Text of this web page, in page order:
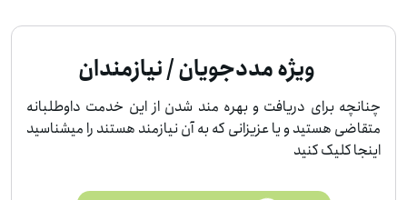
ویژه مددجویان / نیازمندان
چنانچه برای دریافت و بهره مند شدن از این خدمت داوطلبانه
متقاضی هستید و یا عزیزانی که به آن نیازمند هستند را میشناسید
اینجا کلیک کنید